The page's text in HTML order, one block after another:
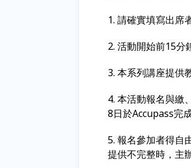
1. 請確實填寫出席
2. 活動開始前15分
3. 本系列講座提供
4. 本活動報名與繳
8日於Accupass完
5. 報名參加者得自
提供不完整時，主